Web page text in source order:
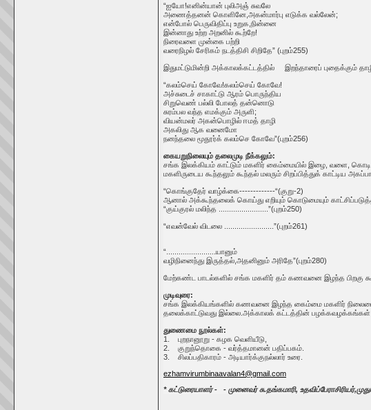
“ஐயோ!எனின்யான் புலிஅஞ் சுவலே
அணைத்தனன் கொளினே,அகன்மார்பு எடுக்க வல்லேன்;
என்போல் பெருவிதிப்பு உறுக,நின்னை
இன்னாது உற்ற அறனில் கூற்றே!
நிரைவளை முன்கை பற்றி
வரைநிழல் சேரிகம் நடத்திசி சிறிதே” (புறம்255)
இதுமட்டுமின்றி அக்காலக்கட்டத்தில் இறந்தாரைப் புதைக்கும்
“கலம்செய் கோவே!கலம்செய் கோவே!
அச்சுடைச் சாகாட்டு ஆரம் பொருந்திய
சிறுவெண் பல்லி போலத் தன்னொடு
சுரம்பல வந்த எமக்கும் அருளி;
வியன்மலர் அகன்பொழில் ஈமத் தாழி
அகலிது ஆக வனைமோ
நனந்தலை மூதூர்க் கலம்செ கோவே”(புறம்256)
கையறுநிலையும் தலைமுடி நீக்கலும்:
சங்க இலக்கியம் காட்டும் மகளிர் கைம்மையில் இழை, வளை, கொடி
மகளிருடைய கூந்தலும் கூந்தல் மலரும் சிறப்பித்துக் காட்டிய
“கொங்குதேர் வாழ்க்கை-------------“(குறு-2)
ஆனால் அக்கூந்தலைக் கொய்து எறியும் கொடுமையும்
“குய்குரல் மலிந்த ........................”(புறம்250)
“எவன்வேல் விடலை ........................”(புறம்261)
“........................யானும்
வழிநினைந்து இருத்தல்,அதனினும் அரிதே”(புறம்280)
மேற்கண்ட பாடல்களில் சங்க மகளிர் தம் கணவனை இழந்த பிறகு
முடிவுரை:
சங்க இலக்கியங்களில் கணவனை இழந்த கைம்மை மகளிர் நிலையை
தலைக்காட்டுவது இல்லை.அக்காலக் கட்டத்தின் பழக்கவழக்கங்கள்
துணைமை நூல்கள்:
1. புறநானூறு - கழக வெளியீடு,
2. குறுந்தொகை - வர்த்தமானன் பதிப்பகம்.
3. சிலப்பதிகாரம் - அடியார்க்குநல்லார் உரை.
ezhamvirumbinaavalan4@gmail.com
* கட்டுரையாளர் - - முனைவர் சு.தங்கமாரி,